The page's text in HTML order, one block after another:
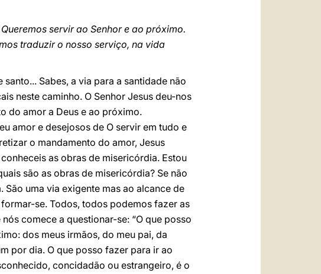
servir ao Senhor e ao próximo.
traduzir o nosso serviço, na vida
Sabes, a via para a santidade não
neste caminho. O Senhor Jesus deu-nos
do amor a Deus e ao próximo.
amor e desejosos de O servir em tudo e
o mandamento do amor, Jesus
as obras de misericórdia. Estou
são as obras de misericórdia? Se não
uma via exigente mas ao alcance de
se. Todos, todos podemos fazer as
comece a questionar-se: “O que posso
dos meus irmãos, do meu pai, da
por dia. O que posso fazer para ir ao
concidadão ou estrangeiro, é o